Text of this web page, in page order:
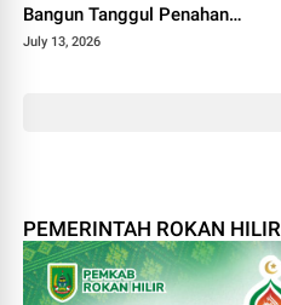
Bangun Tanggul Penahan
Gelombang
July 13, 2026
PEMERINTAH ROKAN HILIR